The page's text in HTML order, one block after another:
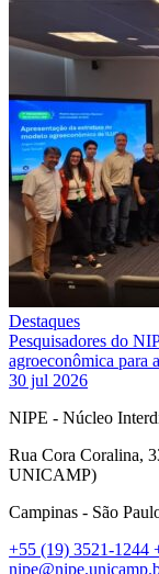
Destaques
Pesquisadores do
agroeconômica para
30 jul 2026
NIPE - Núcleo
Rua Cora Coralina,
UNICAMP)
Campinas - São
+55 (19) 3521-1244